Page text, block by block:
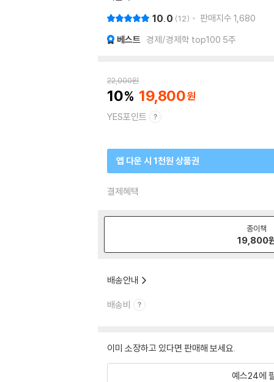
10.0 12 판매지수 1,680
베스트 경제/경제학 top100 5주
22,000원
10 19,800
YES포인트
앱 다운 시 1천원 상품권
결제혜택
종이책
19,800
배송안내
배송비
이미 소장하고 있다면 판매해 보세요.
예스24에